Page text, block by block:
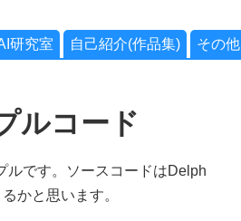
研究室 自己紹介(作品集) その他
ルコード
ルです。ソースコードはDelph
かと思います。